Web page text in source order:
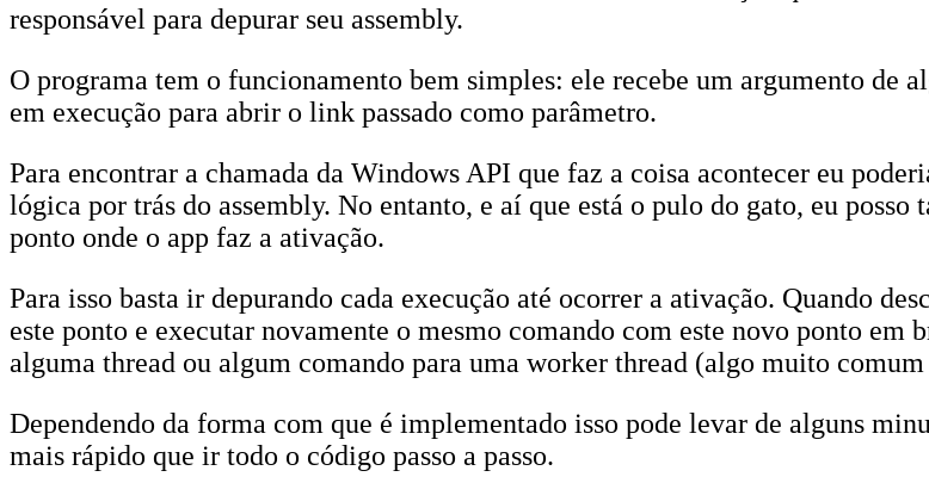
responsável para depurar seu assembly.
O programa tem o funcionamento bem simples: ele recebe um argumento
em execução para abrir o link passado como parâmetro.
Para encontrar a chamada da Windows API que faz a coisa acontecer eu
lógica por trás do assembly. No entanto, e aí que está o pulo do gato, eu posso
ponto onde o app faz a ativação.
Para isso basta ir depurando cada execução até ocorrer a ativação. Quando
este ponto e executar novamente o mesmo comando com este novo ponto
alguma thread ou algum comando para uma worker thread (algo muito
Dependendo da forma com que é implementado isso pode levar de alguns
mais rápido que ir todo o código passo a passo.